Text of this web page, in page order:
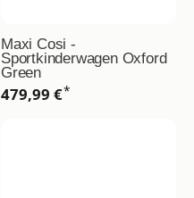
Maxi Cosi -
Sportkinderwagen Oxford
Green
479,99 €*